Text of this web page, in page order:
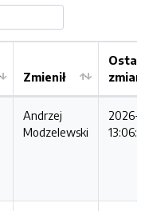
Zmienił
zmiana
Andrzej
Modzelewski
2026-
13:06:58